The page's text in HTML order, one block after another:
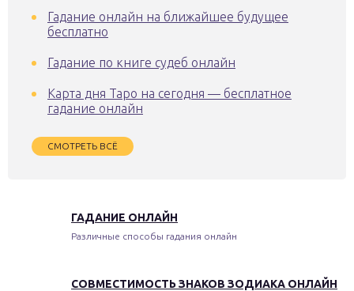
Гадание онлайн на ближайшее будущее
бесплатно
Гадание по книге судеб онлайн
Карта дня Таро на сегодня — бесплатное
гадание онлайн
СМОТРЕТЬ ВСЁ
ГАДАНИЕ ОНЛАЙН
Различные способы гадания онлайн
СОВМЕСТИМОСТЬ ЗНАКОВ ЗОДИАКА ОНЛАЙН